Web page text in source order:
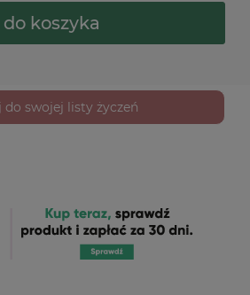
do koszyka
do swojej listy życzeń